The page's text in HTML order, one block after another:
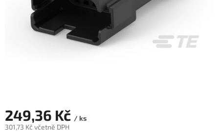
249,36 Kč / ks
301,73 Kč včetně DPH